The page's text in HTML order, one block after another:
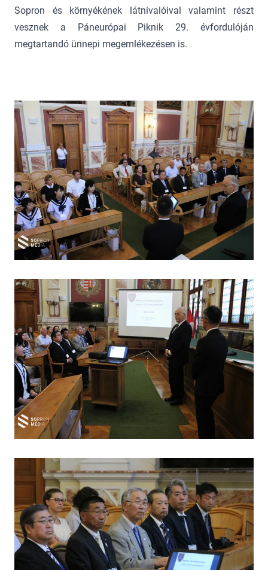
Sopron és környékének látnivalóival valamint részt
vesznek a Páneurópai Piknik 29. évfordulóján
megtartandó ünnepi megemlékezésen is.